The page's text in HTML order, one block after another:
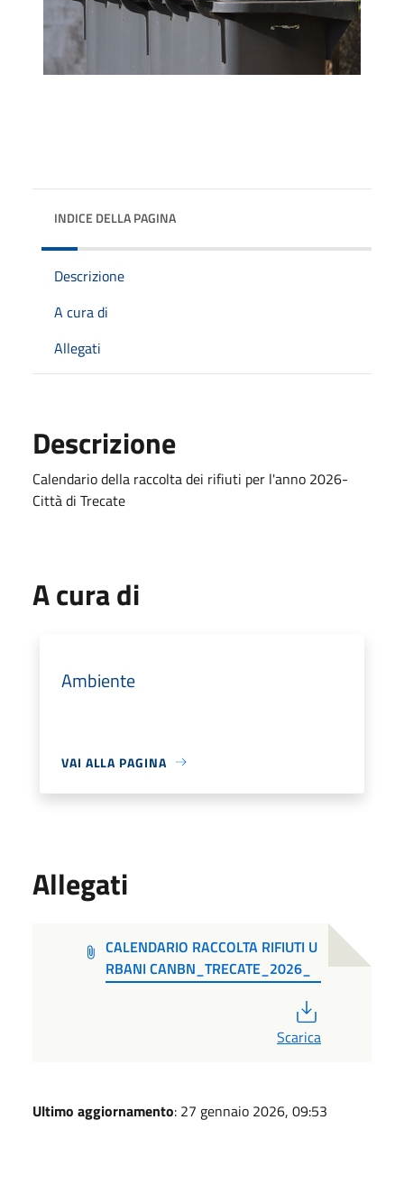
INDICE DELLA PAGINA
Descrizione
A cura di
Allegati
Descrizione
Calendario della raccolta dei rifiuti per l'anno 2026-
Città di Trecate
A cura di
Ambiente
VAI ALLA PAGINA
Allegati
CALENDARIO RACCOLTA RIFIUTI U
RBANI CANBN_TRECATE_2026_
Scarica
Ultimo aggiornamento: 27 gennaio 2026, 09:53